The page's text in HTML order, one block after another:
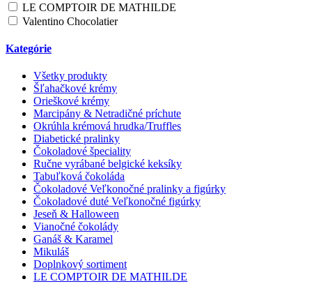
LE COMPTOIR DE MATHILDE
Valentino Chocolatier
Kategórie
Všetky produkty
Šľahačkové krémy
Orieškové krémy
Marcipány & Netradičné príchute
Okrúhla krémová hrudka/Truffles
Diabetické pralinky
Čokoladové špeciality
Ručne vyrábané belgické keksíky
Tabuľková čokoláda
Čokoladové Veľkonočné pralinky a figúrky
Čokoladové duté Veľkonočné figúrky
Jeseň & Halloween
Vianočné čokolády
Ganáš & Karamel
Mikuláš
Doplnkový sortiment
LE COMPTOIR DE MATHILDE